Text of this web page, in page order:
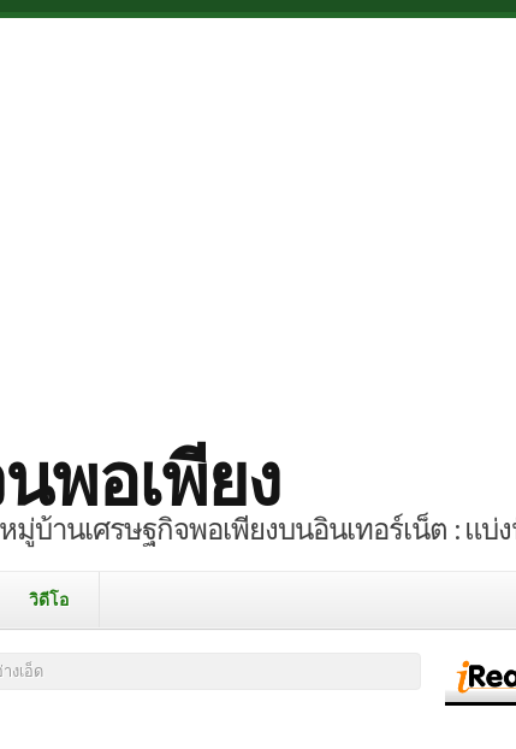
พอเพียง
มู่บ้านเศรษฐกิจพอเพียงบนอินเทอร์เน็ต : แบ่
วิดีโอ
งเอ็ด